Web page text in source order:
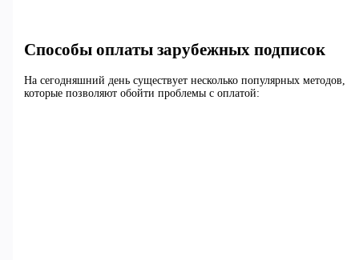
Способы оплаты зарубежных подписок
На сегодняшний день существует несколько популярных методов,
которые позволяют обойти проблемы с оплатой: